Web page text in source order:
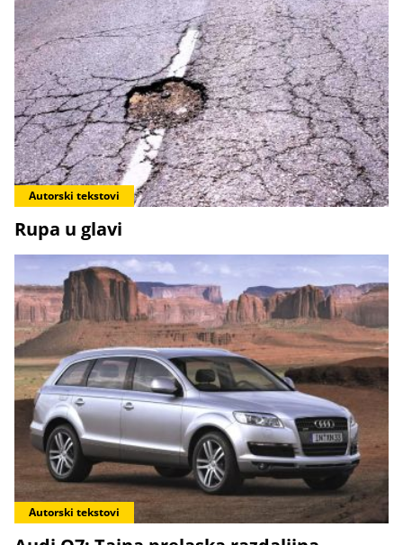
Autorski tekstovi
Rupa u glavi
Autorski tekstovi